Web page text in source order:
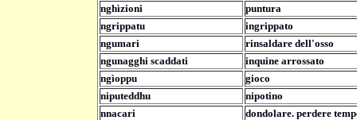
nghìzioni
puntura
ngrippatu
ingrippato
ngumari
rinsaldare dell'osso
ngunagghi scaddati
inquine arrossato
ngìoppu
gioco
niputeddhu
nipotino
nnacari
dondolare. perdere